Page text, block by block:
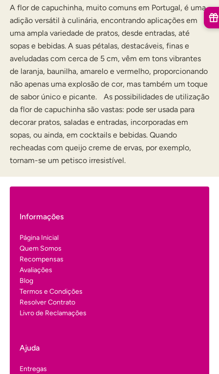
A flor de capuchinha, muito comuns em Portugal, é uma
adição versátil à culinária, encontrando aplicações em
uma ampla variedade de pratos, desde entradas, até
sopas e bebidas. A suas pétalas, destacáveis, finas e
aveludadas com cerca de 5 cm, vêm em tons vibrantes
de laranja, baunilha, amarelo e vermelho, proporcionando
não apenas uma explosão de cor, mas também um toque
de sabor único e picante. As possibilidades de utilização
da flor de capuchinha são vastas: pode ser usada para
decorar pratos, saladas e entradas, incorporadas em
sopas, ou ainda, em cocktails e bebidas. Quando
recheadas com queijo creme de ervas, por exemplo,
tornam-se um petisco irresistível.
Informações
Página Inicial
Quem Somos
Recompensas
Avaliações
Blog
Termos e Condições
Resolver Contrato
Livro de Reclamações
Ajuda
Entregas